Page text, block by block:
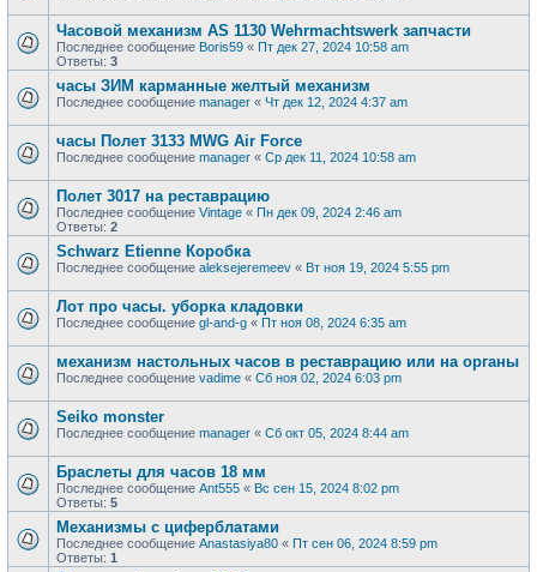
Часовой механизм AS 1130 Wehrmachtswerk запчасти
Последнее сообщение Boris59 « Пт дек 27, 2024 10:58 am
Ответы: 3
часы ЗИМ карманные желтый механизм
Последнее сообщение manager « Чт дек 12, 2024 4:37 am
часы Полет 3133 MWG Air Force
Последнее сообщение manager « Ср дек 11, 2024 10:58 am
Полет 3017 на реставрацию
Последнее сообщение Vintage « Пн дек 09, 2024 2:46 am
Ответы: 2
Schwarz Etienne Коробка
Последнее сообщение aleksejeremeev « Вт ноя 19, 2024 5:55 pm
Лот про часы. уборка кладовки
Последнее сообщение gl-and-g « Пт ноя 08, 2024 6:35 am
механизм настольных часов в реставрацию или на органы
Последнее сообщение vadime « Сб ноя 02, 2024 6:03 pm
Seiko monster
Последнее сообщение manager « Сб окт 05, 2024 8:44 am
Браслеты для часов 18 мм
Последнее сообщение Ant555 « Вс сен 15, 2024 8:02 pm
Ответы: 5
Механизмы с циферблатами
Последнее сообщение Anastasiya80 « Пт сен 06, 2024 8:59 pm
Ответы: 1